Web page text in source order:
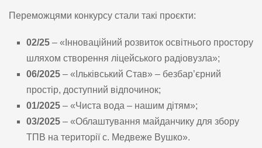
Переможцями конкурсу стали такі проєкти:
02/25 – «Інноваційний розвиток освітнього простору
шляхом створення ліцейського радіовузла»;
06/2025 – «Ільківський Став» – безбар’єрний
простір, доступний відпочинок;
01/2025 – «Чиста вода – нашим дітям»;
03/2025 – «Облаштування майданчику для збору
ТПВ на території с. Медвеже Вушко».